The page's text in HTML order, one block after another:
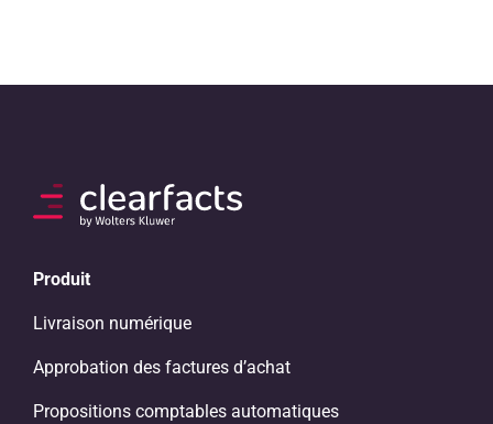
Produit
Livraison numérique
Approbation des factures d’achat
Propositions comptables automatiques